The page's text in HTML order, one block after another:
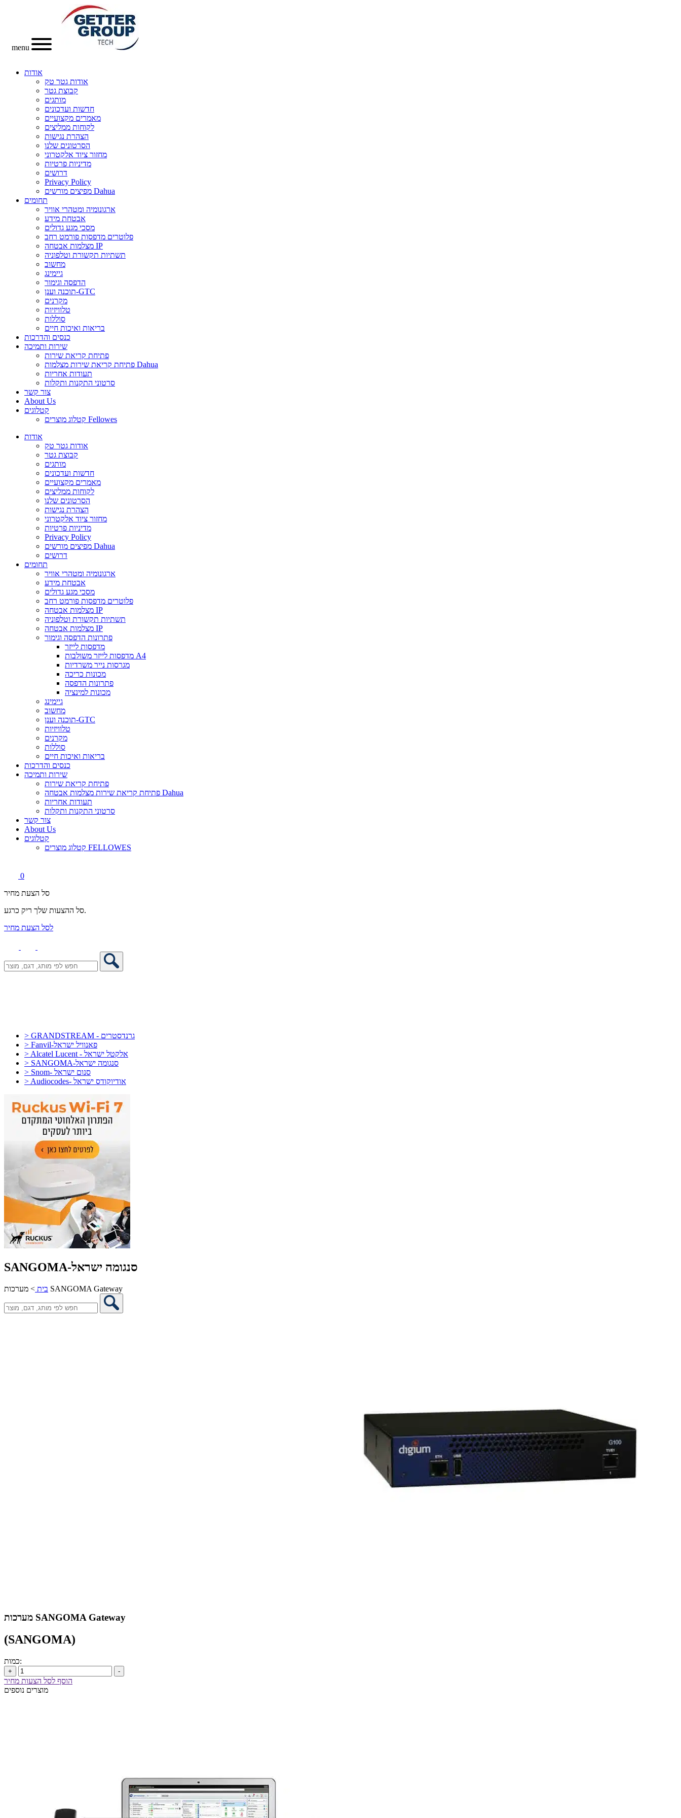
menu
אודות
אודות גטר טק
קבוצת גטר
מותגים
חדשות ועדכונים
מאמרים מקצועיים
לקוחות ממליצים
הצהרת נגישות
הסרטונים שלנו
מחזור ציוד אלקטרוני
מדיניות פרטיות
דרושים
Privacy Policy
מפיצים מורשים Dahua
תחומים
ארגונומיה ומטהרי אוויר
אבטחת מידע
מסכי מגע גדולים
פלוטרים מדפסות פורמט רחב
מצלמות אבטחה IP
תשתיות תקשורת וטלפוניה
מחשוב
גיימינג
הדפסה וגימור
תוכנה וענן-GTC
מקרנים
טלוויזיות
סוללות
בריאות ואיכות חיים
כנסים והדרכות
שירות ותמיכה
פתיחת קריאת שירות
פתיחת קריאת שירות מצלמות Dahua
תעודות אחריות
סרטוני התקנות ותקלות
צור קשר
About Us
קטלוגים
קטלוג מוצרים Fellowes
אודות
אודות גטר טק
קבוצת גטר
מותגים
חדשות ועדכונים
מאמרים מקצועיים
לקוחות ממליצים
הסרטונים שלנו
הצהרת נגישות
מחזור ציוד אלקטרוני
מדיניות פרטיות
Privacy Policy
מפיצים מורשים Dahua
דרושים
תחומים
ארגונומיה ומטהרי אוויר
אבטחת מידע
מסכי מגע גדולים
פלוטרים מדפסות פורמט רחב
מצלמות אבטחה IP
תשתיות תקשורת וטלפוניה
מצלמות אבטחה IP
פתרונות הדפסה וגימור
מדפסות לייזר
מדפסות לייזר משולבות A4
מגרסות נייר משרדיות
מכונות כריכה
פתרונות הדפסה
מכונות למינציה
גיימינג
מחשוב
תוכנה וענן-GTC
טלוויזיות
מקרנים
סוללות
בריאות ואיכות חיים
כנסים והדרכות
שירות ותמיכה
פתיחת קריאת שירות
פתיחת קריאת שירות מצלמות אבטחה Dahua
תעודות אחריות
סרטוני התקנות ותקלות
צור קשר
About Us
קטלוגים
קטלוג מוצרים FELLOWES
0
סל הצעת מחיר
סל ההצעות שלך ריק כרגע.
לסל הצעת מחיר
> GRANDSTREAM - גרנדסטרים
> Fanvil-פאנוויל ישראל
> Alcatel Lucent - אלקטל ישראל
> SANGOMA-סנגומה ישראל
> Snom- סנום ישראל
> Audiocodes- אודיוקודס ישראל
SANGOMA-סנגומה ישראל
בית > מערכות SANGOMA Gateway
מערכות SANGOMA Gateway
(SANGOMA)
כמות:
+ -
הוסף לסל הצעות מחיר
מוצרים נוספים